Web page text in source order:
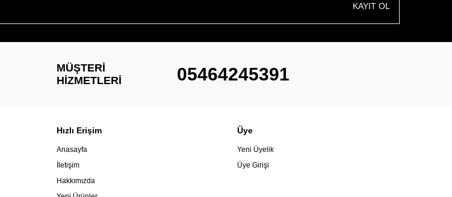
KAYIT OL
MÜŞTERI
HIZMETLERI
05464245391
Hızlı Erişim
Anasayfa
İletişim
Hakkımızda
Üye
Yeni Üyelik
Üye Girişi